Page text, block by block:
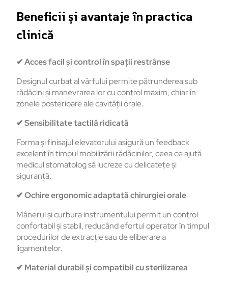
Beneficii și avantaje în practica
clinică
✔Acces facil și control în spații restrânse
Designul curbat al vârfului permite pătrunderea sub
rădăcini și manevrarea lor cu control maxim, chiar în
zonele posterioare ale cavității orale.
✔Sensibilitate tactilă ridicată
Forma și finisajul elevatorului asigură un feedback
excelent în timpul mobilizării rădăcinilor, ceea ce ajută
medicul stomatolog să lucreze cu delicatețe și
siguranță.
✔Ochire ergonomic adaptată chirurgiei orale
Mânerul și curbura instrumentului permit un control
confortabil și stabil, reducând efortul operator în timpul
procedurilor de extracție sau de eliberare a
ligamentelor.
✔ Material durabil și compatibil cu sterilizarea